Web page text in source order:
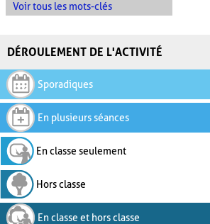
Voir tous les mots-clés
DÉROULEMENT DE L'ACTIVITÉ
Sporadiques
En plusieurs séances
En classe seulement
Hors classe
En classe et hors classe